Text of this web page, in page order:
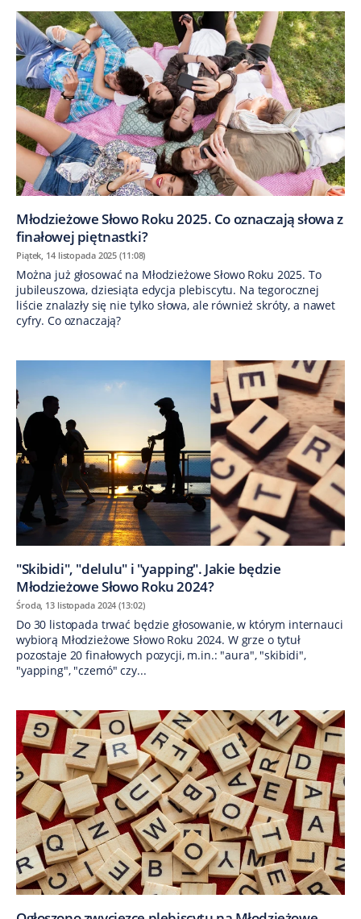
Młodzieżowe Słowo Roku 2025. Co oznaczają słowa z
finałowej piętnastki?
Piątek, 14 listopada 2025 (11:08)
Można już głosować na Młodzieżowe Słowo Roku 2025. To
jubileuszowa, dziesiąta edycja plebiscytu. Na tegorocznej
liście znalazły się nie tylko słowa, ale również skróty, a nawet
cyfry. Co oznaczają?
"Skibidi", "delulu" i "yapping". Jakie będzie
Młodzieżowe Słowo Roku 2024?
Środa, 13 listopada 2024 (13:02)
Do 30 listopada trwać będzie głosowanie, w którym internauci
wybiorą Młodzieżowe Słowo Roku 2024. W grze o tytuł
pozostaje 20 finałowych pozycji, m.in.: "aura", "skibidi",
"yapping", "czemó" czy...